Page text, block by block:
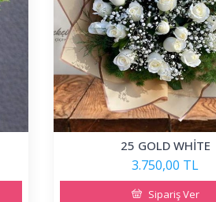
25 GOLD WHİTE
3.750,00 TL
Sipariş Ver